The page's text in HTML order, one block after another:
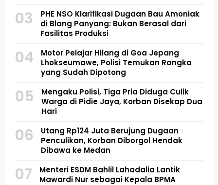
03
PHE NSO Klarifikasi Dugaan Bau Amoniak
di Blang Panyang: Bukan Berasal dari
Fasilitas Produksi
04
Motor Pelajar Hilang di Goa Jepang
Lhokseumawe, Polisi Temukan Rangka
yang Sudah Dipotong
05
Mengaku Polisi, Tiga Pria Diduga Culik
Warga di Pidie Jaya, Korban Disekap Dua
Hari
06
Utang Rp124 Juta Berujung Dugaan
Penculikan, Korban Diborgol Hendak
Dibawa ke Medan
07
Menteri ESDM Bahlil Lahadalia Lantik
Mawardi Nur sebagai Kepala BPMA